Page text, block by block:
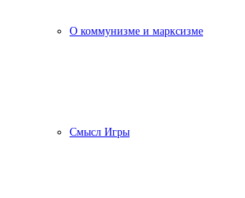
О коммунизме и марксизме
Смысл Игры